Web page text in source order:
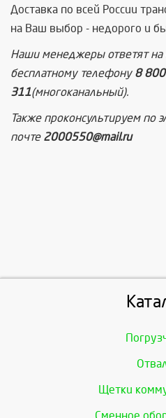
Доставка по всей России
на Ваш выбор - недорого и
Наши менеджеры ответят на
бесплатному телефону8
311(многоканальный).
Также проконсультируем по
почте 2000550@mail.ru
Щетки
Сменное